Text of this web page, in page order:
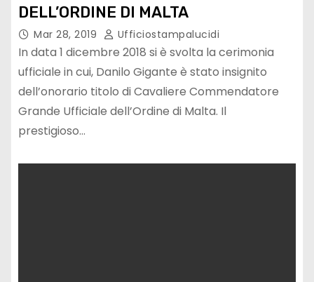
DELL’ORDINE DI MALTA
Mar 28, 2019 Ufficiostampalucidi
In data 1 dicembre 2018 si è svolta la cerimonia
ufficiale in cui, Danilo Gigante è stato insignito
dell’onorario titolo di Cavaliere Commendatore
Grande Ufficiale dell’Ordine di Malta. Il
prestigioso…